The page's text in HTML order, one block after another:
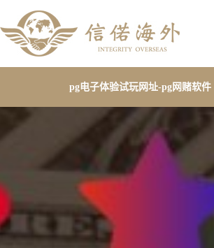
pg电子体验试玩网址-pg网赌软件